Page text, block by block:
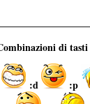
di
:d :p